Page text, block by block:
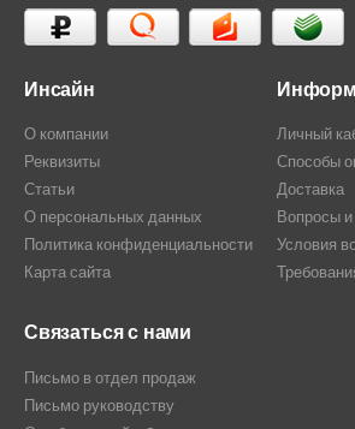
Инсайн
О компании
Реквизиты
Статьи
О персональных данных
Политика конфиденциальности
Карта сайта
Личный
Способы
Доставка
Вопросы
Условия
Связаться с нами
Письмо в отдел продаж
Письмо руководству